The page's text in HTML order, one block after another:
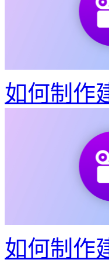
如何制作
如何制作